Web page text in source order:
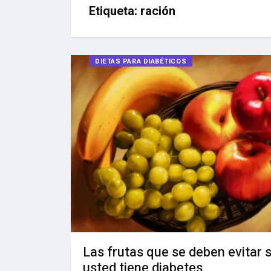
Etiqueta: ración
DIETAS PARA DIABÉTICOS
Las frutas que se deben evitar